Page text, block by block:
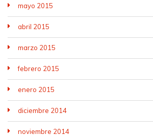
mayo 2015
abril 2015
marzo 2015
febrero 2015
enero 2015
diciembre 2014
noviembre 2014